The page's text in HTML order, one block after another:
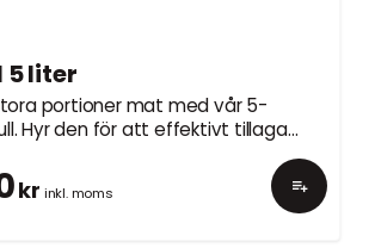
5 liter
portioner mat med vår 5-
Hyr den för att effektivt tillaga
kr inkl. moms